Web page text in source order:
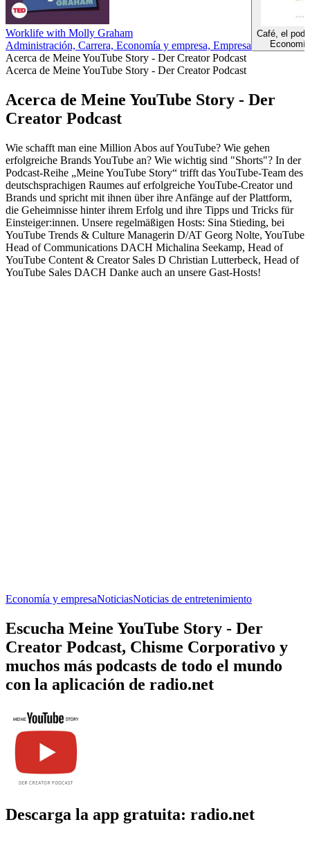
Worklife with Molly Graham
Administración, Carrera, Economía y empresa, Empresa
Café, el
Acerca de Meine YouTube Story - Der Creator Podcast
Acerca de Meine YouTube Story - Der Creator Podcast
Acerca de Meine YouTube Story - Der
Creator Podcast
Wie schafft man eine Million Abos auf YouTube? Wie gehen
erfolgreiche Brands YouTube an? Wie wichtig sind "Shorts"? In der
Podcast-Reihe „Meine YouTube Story“ trifft das YouTube-Team des
deutschsprachigen Raumes auf erfolgreiche YouTube-Creator und
Brands und spricht mit ihnen über ihre Anfänge auf der Plattform,
die Geheimnisse hinter ihrem Erfolg und ihre Tipps und Tricks für
Einsteiger:innen. Unsere regelmäßigen Hosts: Sina Stieding, bei
YouTube Trends & Culture Managerin D/AT Georg Nolte, YouTube
Head of Communications DACH Michalina Seekamp, Head of
YouTube Content & Creator Sales D Christian Lutterbeck, Head of
YouTube Sales DACH Danke auch an unsere Gast-Hosts!
Economía y empresaNoticiasNoticias de entretenimiento
Escucha Meine YouTube Story - Der
Creator Podcast, Chisme Corporativo y
muchos más podcasts de todo el mundo
con la aplicación de radio.net
Descarga la app gratuita: radio.net